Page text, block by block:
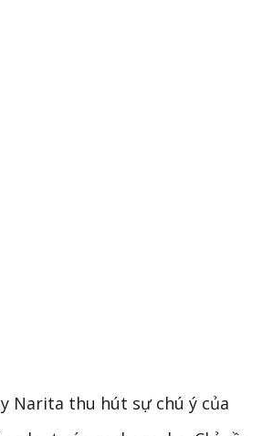
Narita thu hút sự chú ý của